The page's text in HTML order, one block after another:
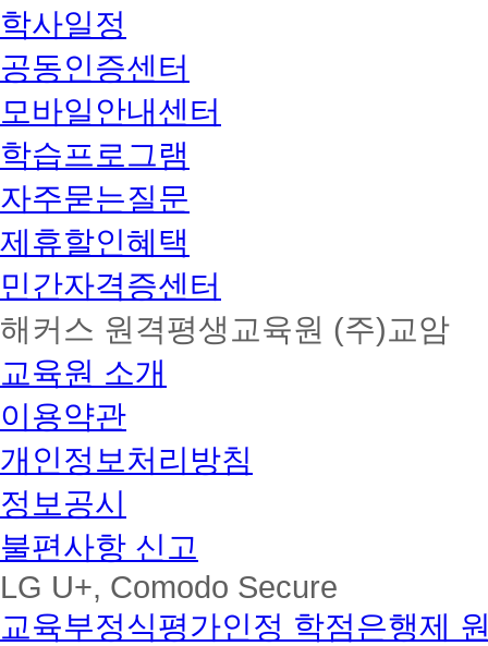
학사일정
공동인증센터
모바일안내센터
학습프로그램
자주묻는질문
제휴할인혜택
민간자격증센터
해커스 원격평생교육원 (주)교암
교육원 소개
이용약관
개인정보처리방침
정보공시
불편사항 신고
LG U+, Comodo Secure
교육부정식평가인정 학점은행제